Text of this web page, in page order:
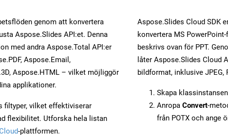
genom att konvertera
Aspose.Slides API:et. Denna
med andra Aspose.Total API:er
Aspose.Email,
Aspose.HTML – vilket möjliggör
applikationer.
filtyper, vilket effektiviserar
flexibilitet. Utforska hela listan
-plattformen.
Aspose.Slides Cloud SDK
konvertera MS
beskrivs ovan för PPT.
låter Aspose.Slides Cloud
bildformat, inklusive JPEG,
Skapa klassinstansen
Anropa Convert-
från POTX och ange